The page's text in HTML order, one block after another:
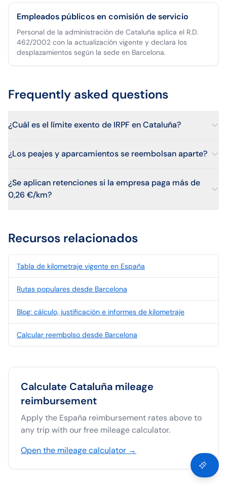
Empleados públicos en comisión de servicio
Personal de la administración de Cataluña aplica el R.D.
462/2002 con la actualización vigente y declara los
desplazamientos según la sede en Barcelona.
Frequently asked questions
¿Cuál es el límite exento de IRPF en Cataluña?
¿Los peajes y aparcamientos se reembolsan aparte?
¿Se aplican retenciones si la empresa paga más de
0,26 €/km?
Recursos relacionados
Tabla de kilometraje vigente en España
Rutas populares desde Barcelona
Blog: cálculo, justificación e informes de kilometraje
Calcular reembolso desde Barcelona
Calculate Cataluña mileage
reimbursement
Apply the España reimbursement rates above to
any trip with our free mileage calculator.
Open the mileage calculator →